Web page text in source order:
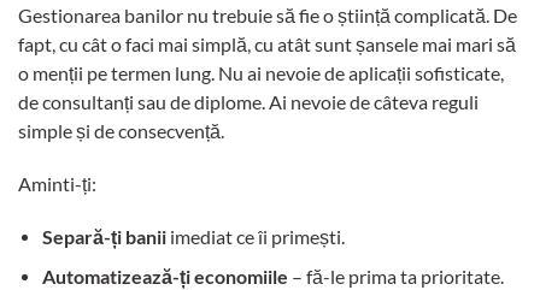
Gestionarea banilor nu trebuie să fie o știință complicată. De
fapt, cu cât o faci mai simplă, cu atât sunt șansele mai mari să
o menții pe termen lung. Nu ai nevoie de aplicații sofisticate,
de consultanți sau de diplome. Ai nevoie de câteva reguli
simple și de consecvență.
Aminti-ți:
Separă-ți banii imediat ce îi primești.
Automatizează-ți economiile – fă-le prima ta prioritate.